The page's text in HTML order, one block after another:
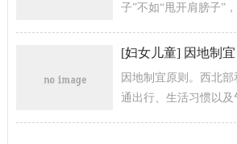
子”不如“甩开肩膀子”
形式主义生存空间，在
[妇女儿童] 因地制宜，
因地制宜原则。西北
通出行、生活习惯以及